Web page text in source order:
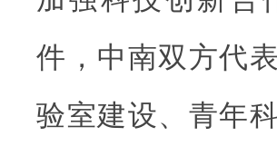
件，中南双方代
验室建设、青年